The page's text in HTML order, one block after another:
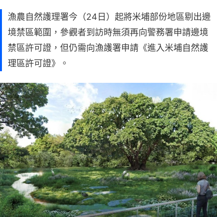
漁農自然護理署今（24日）起將米埔部份地區剔出邊
境禁區範圍，參觀者到訪時無須再向警務署申請邊境
禁區許可證，但仍需向漁護署申請《進入米埔自然護
理區許可證》。